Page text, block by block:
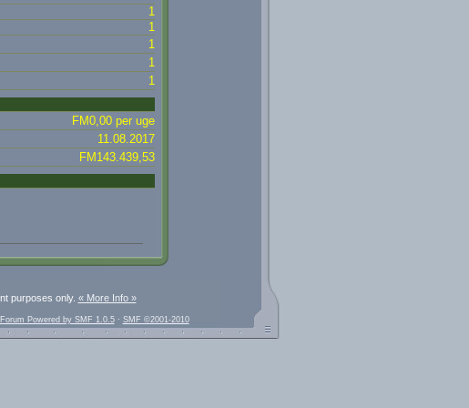
1
1
1
1
1
FM0,00 per uge
11.08.2017
FM143.439,53
purposes only. « More Info »
Forum Powered by SMF 1.0.5· SMF ©2001-2010